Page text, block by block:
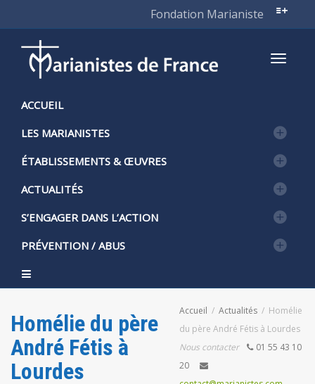
Fondation Marianiste
ACCUEIL
LES MARIANISTES
ÉTABLISSEMENTS & ŒUVRES
ACTUALITÉS
S’ENGAGER DANS L’ACTION
PRÉVENTION / ABUS
Homélie du père
André Fétis à
Lourdes
Accueil Actualités
Homélie
du père André Fétis à Lourdes
Nous contacter
01 55 43 10
20